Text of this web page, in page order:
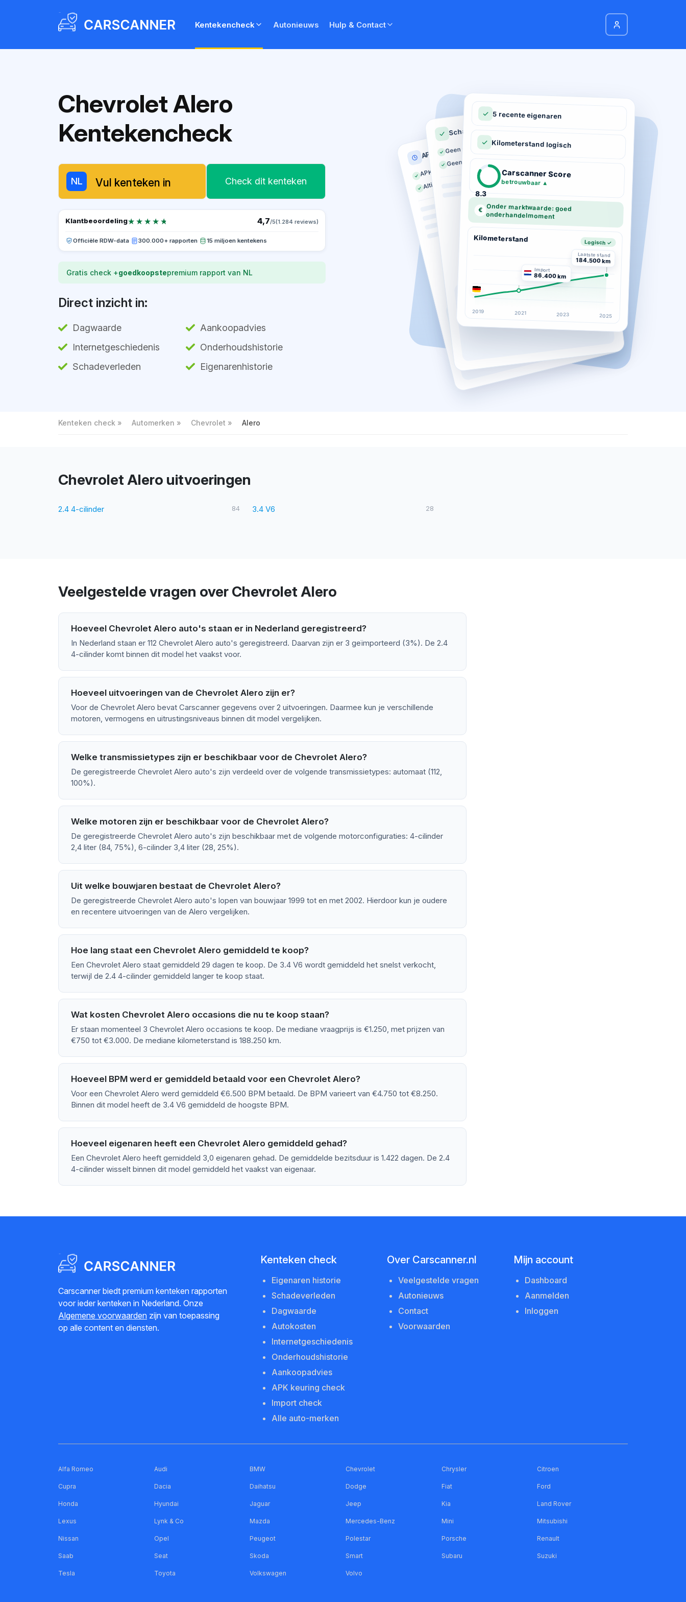
Kentekencheck Autonieuws Hulp & Contact
Chevrolet Alero
Kentekencheck
NL Check dit kenteken
Klantbeoordeling★★★★★
★★★★★ 4,7/5(1.284 reviews)
Officiële RDW-data· 300.000+ rapporten· 15 miljoen kentekens
Gratis check +goedkoopstepremium rapport van NL
Direct inzicht in:
Dagwaarde
Aankoopadvies
Internetgeschiedenis
Onderhoudshistorie
Schadeverleden
Eigenarenhistorie
APK historie
APK geldig tot 03-2026
Altijd op tijd gekeurd
Schadeverleden
Geen schade geregistreerd
Geen total loss gemeld
5 recente eigenaren
Kilometerstand logisch
8.3
Carscanner Score
betrouwbaar ▲
€ Onder marktwaarde: goed
onderhandelmoment
Kilometerstand Logisch ✓
Laatste stand
184.500 km
Import
86.400 km
2019 2021 2023 2025
Kenteken check Automerken Chevrolet Alero
Chevrolet Alero uitvoeringen
2.4 4-cilinder 84 3.4 V6 28
Veelgestelde vragen over Chevrolet Alero
Hoeveel Chevrolet Alero auto's staan er in Nederland geregistreerd?
In Nederland staan er 112 Chevrolet Alero auto's geregistreerd. Daarvan zijn er 3 geïmporteerd (3%). De 2.4
4-cilinder komt binnen dit model het vaakst voor.
Hoeveel uitvoeringen van de Chevrolet Alero zijn er?
Voor de Chevrolet Alero bevat Carscanner gegevens over 2 uitvoeringen. Daarmee kun je verschillende
motoren, vermogens en uitrustingsniveaus binnen dit model vergelijken.
Welke transmissietypes zijn er beschikbaar voor de Chevrolet Alero?
De geregistreerde Chevrolet Alero auto's zijn verdeeld over de volgende transmissietypes: automaat (112,
100%).
Welke motoren zijn er beschikbaar voor de Chevrolet Alero?
De geregistreerde Chevrolet Alero auto's zijn beschikbaar met de volgende motorconfiguraties: 4-cilinder
2,4 liter (84, 75%), 6-cilinder 3,4 liter (28, 25%).
Uit welke bouwjaren bestaat de Chevrolet Alero?
De geregistreerde Chevrolet Alero auto's lopen van bouwjaar 1999 tot en met 2002. Hierdoor kun je oudere
en recentere uitvoeringen van de Alero vergelijken.
Hoe lang staat een Chevrolet Alero gemiddeld te koop?
Een Chevrolet Alero staat gemiddeld 29 dagen te koop. De 3.4 V6 wordt gemiddeld het snelst verkocht,
terwijl de 2.4 4-cilinder gemiddeld langer te koop staat.
Wat kosten Chevrolet Alero occasions die nu te koop staan?
Er staan momenteel 3 Chevrolet Alero occasions te koop. De mediane vraagprijs is €1.250, met prijzen van
€750 tot €3.000. De mediane kilometerstand is 188.250 km.
Hoeveel BPM werd er gemiddeld betaald voor een Chevrolet Alero?
Voor een Chevrolet Alero werd gemiddeld €6.500 BPM betaald. De BPM varieert van €4.750 tot €8.250.
Binnen dit model heeft de 3.4 V6 gemiddeld de hoogste BPM.
Hoeveel eigenaren heeft een Chevrolet Alero gemiddeld gehad?
Een Chevrolet Alero heeft gemiddeld 3,0 eigenaren gehad. De gemiddelde bezitsduur is 1.422 dagen. De 2.4
4-cilinder wisselt binnen dit model gemiddeld het vaakst van eigenaar.
Carscanner biedt premium kenteken rapporten
voor ieder kenteken in Nederland. Onze
Algemene voorwaarden zijn van toepassing
op alle content en diensten.
Kenteken check
Eigenaren historie
Schadeverleden
Dagwaarde
Autokosten
Internetgeschiedenis
Onderhoudshistorie
Aankoopadvies
APK keuring check
Import check
Alle auto-merken
Over Carscanner.nl
Veelgestelde vragen
Autonieuws
Contact
Voorwaarden
Mijn account
Dashboard
Aanmelden
Inloggen
Alfa Romeo Audi BMW Chevrolet Chrysler Citroen
Cupra Dacia Daihatsu Dodge Fiat Ford
Honda Hyundai Jaguar Jeep Kia Land Rover
Lexus Lynk & Co Mazda Mercedes-Benz Mini Mitsubishi
Nissan Opel Peugeot Polestar Porsche Renault
Saab Seat Skoda Smart Subaru Suzuki
Tesla Toyota Volkswagen Volvo